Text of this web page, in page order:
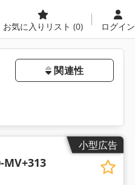
お気に入りリスト (0) ログイン
関連性
小型広告
MV+313